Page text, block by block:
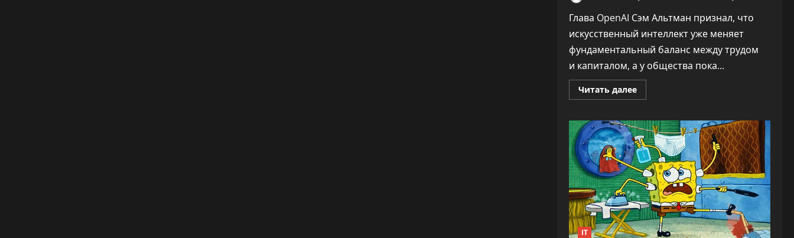
Глава OpenAI Сэм Альтман признал, что
искусственный интеллект уже меняет
фундаментальный баланс между трудом
и капиталом, а у общества пока...
Читать далееПрочитать
больше
не
знает,
что
делать»:
CEO
OpenAI
заявил,
что
ИИ
переписывает
правила
капитализма
IT